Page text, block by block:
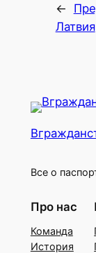
←
Латвия
Все о
Про нас
Команда
История